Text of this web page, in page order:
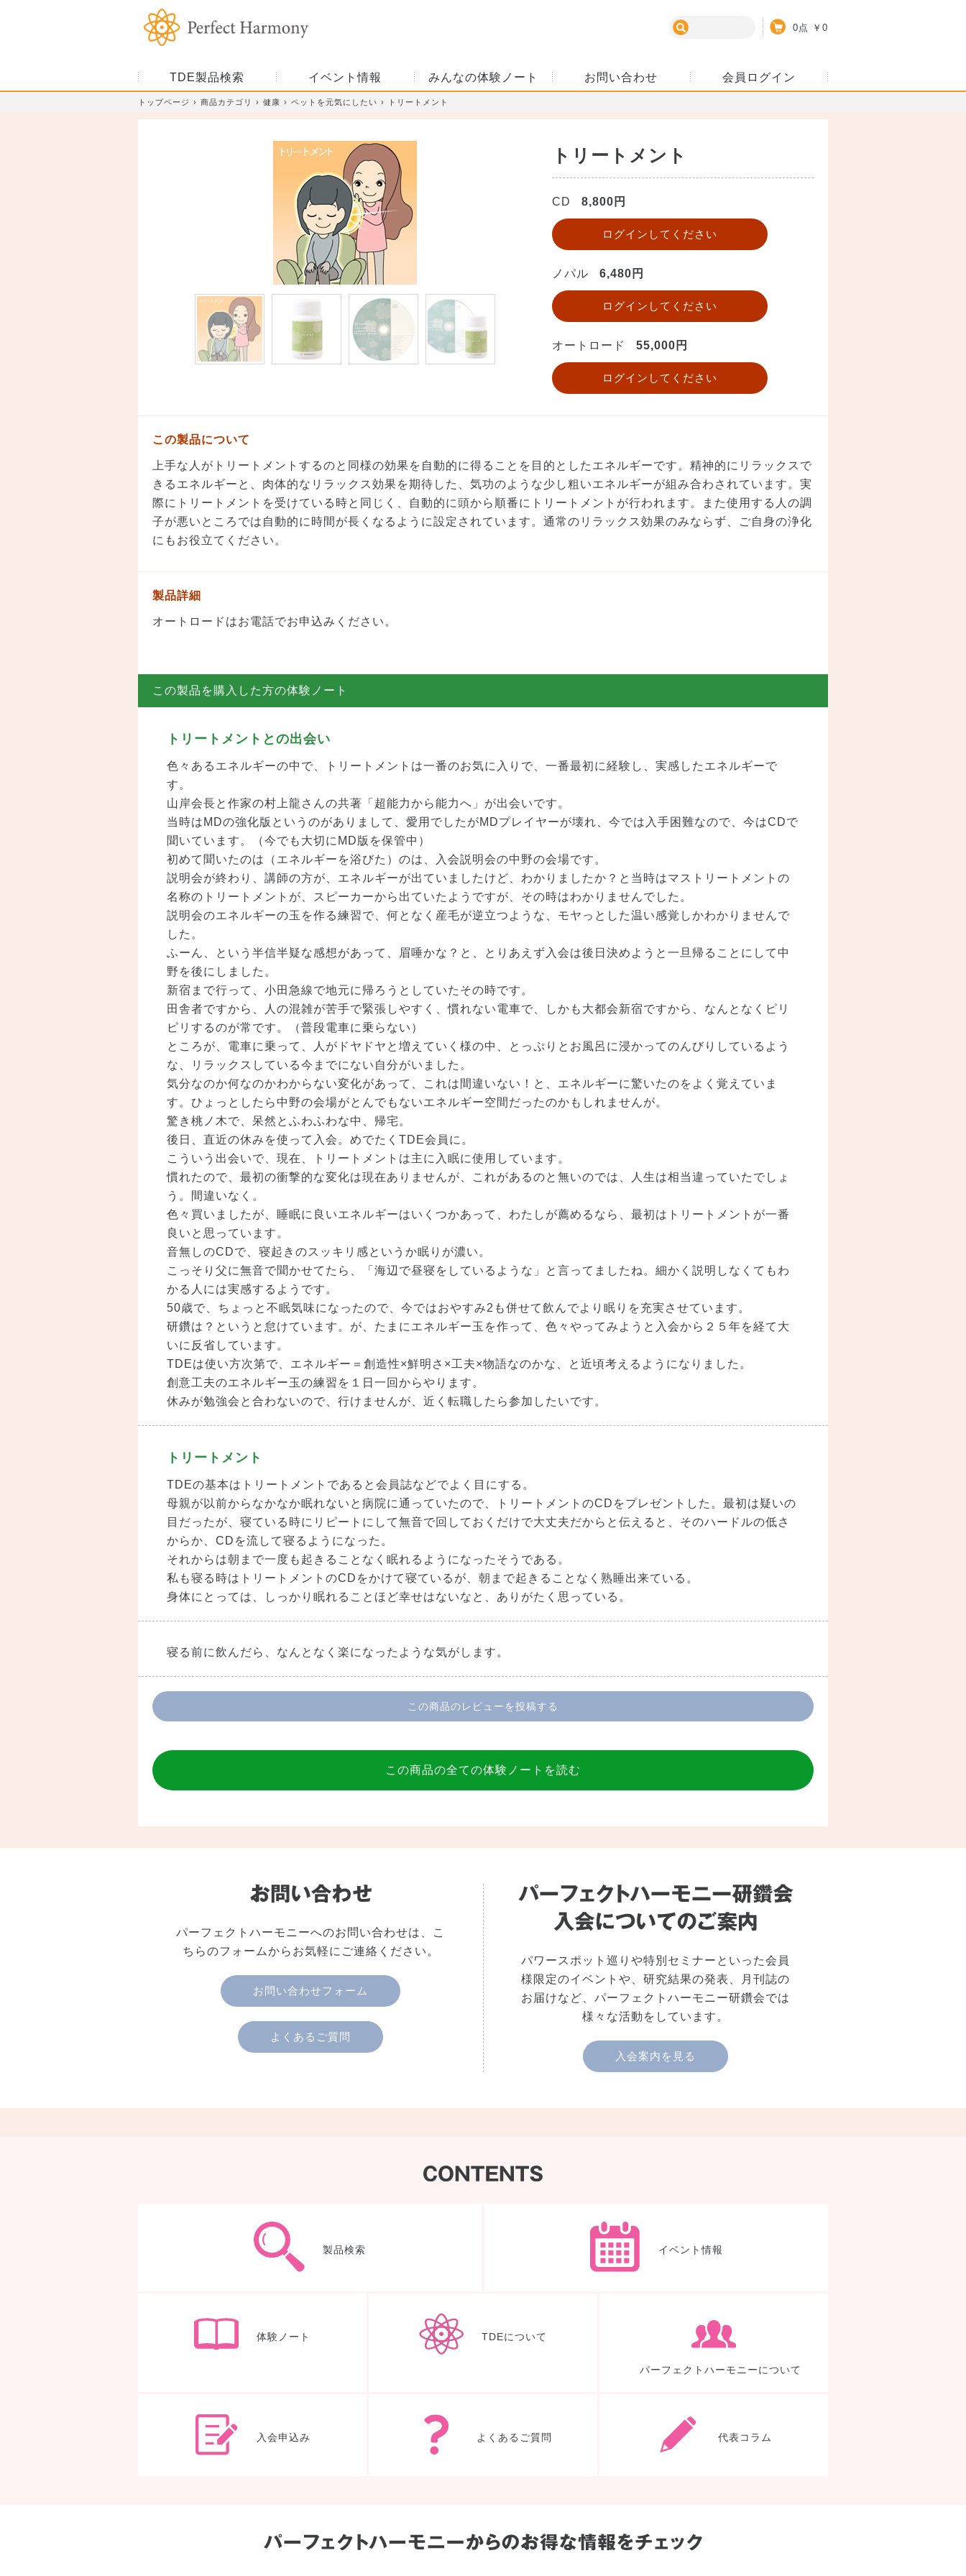
0点 ￥0
TDE製品検索 イベント情報 みんなの体験ノート お問い合わせ 会員ログイン
トップページ 商品カテゴリ 健康 ペットを元気にしたい トリートメント
トリートメント
CD 8,800円
ログインしてください
ノパル 6,480円
ログインしてください
オートロード 55,000円
ログインしてください
この製品について
上手な人がトリートメントするのと同様の効果を自動的に得ることを目的としたエネルギーです。精神的にリラックスで
きるエネルギーと、肉体的なリラックス効果を期待した、気功のような少し粗いエネルギーが組み合わされています。実
際にトリートメントを受けている時と同じく、自動的に頭から順番にトリートメントが行われます。また使用する人の調
子が悪いところでは自動的に時間が長くなるように設定されています。通常のリラックス効果のみならず、ご自身の浄化
にもお役立てください。
製品詳細
オートロードはお電話でお申込みください。
この製品を購入した方の体験ノート
トリートメントとの出会い
色々あるエネルギーの中で、トリートメントは一番のお気に入りで、一番最初に経験し、実感したエネルギーで
す。
山岸会長と作家の村上龍さんの共著「超能力から能力へ」が出会いです。
当時はMDの強化版というのがありまして、愛用でしたがMDプレイヤーが壊れ、今では入手困難なので、今はCDで
聞いています。（今でも大切にMD版を保管中）
初めて聞いたのは（エネルギーを浴びた）のは、入会説明会の中野の会場です。
説明会が終わり、講師の方が、エネルギーが出ていましたけど、わかりましたか？と当時はマストリートメントの
名称のトリートメントが、スピーカーから出ていたようですが、その時はわかりませんでした。
説明会のエネルギーの玉を作る練習で、何となく産毛が逆立つような、モヤっとした温い感覚しかわかりませんで
した。
ふーん、という半信半疑な感想があって、眉唾かな？と、とりあえず入会は後日決めようと一旦帰ることにして中
野を後にしました。
新宿まで行って、小田急線で地元に帰ろうとしていたその時です。
田舎者ですから、人の混雑が苦手で緊張しやすく、慣れない電車で、しかも大都会新宿ですから、なんとなくピリ
ピリするのが常です。（普段電車に乗らない）
ところが、電車に乗って、人がドヤドヤと増えていく様の中、とっぷりとお風呂に浸かってのんびりしているよう
な、リラックスしている今までにない自分がいました。
気分なのか何なのかわからない変化があって、これは間違いない！と、エネルギーに驚いたのをよく覚えていま
す。ひょっとしたら中野の会場がとんでもないエネルギー空間だったのかもしれませんが。
驚き桃ノ木で、呆然とふわふわな中、帰宅。
後日、直近の休みを使って入会。めでたくTDE会員に。
こういう出会いで、現在、トリートメントは主に入眠に使用しています。
慣れたので、最初の衝撃的な変化は現在ありませんが、これがあるのと無いのでは、人生は相当違っていたでしょ
う。間違いなく。
色々買いましたが、睡眠に良いエネルギーはいくつかあって、わたしが薦めるなら、最初はトリートメントが一番
良いと思っています。
音無しのCDで、寝起きのスッキリ感というか眠りが濃い。
こっそり父に無音で聞かせてたら、「海辺で昼寝をしているような」と言ってましたね。細かく説明しなくてもわ
かる人には実感するようです。
50歳で、ちょっと不眠気味になったので、今ではおやすみ2も併せて飲んでより眠りを充実させています。
研鑽は？というと怠けています。が、たまにエネルギー玉を作って、色々やってみようと入会から２５年を経て大
いに反省しています。
TDEは使い方次第で、エネルギー＝創造性×鮮明さ×工夫×物語なのかな、と近頃考えるようになりました。
創意工夫のエネルギー玉の練習を１日一回からやります。
休みが勉強会と合わないので、行けませんが、近く転職したら参加したいです。
トリートメント
TDEの基本はトリートメントであると会員誌などでよく目にする。
母親が以前からなかなか眠れないと病院に通っていたので、トリートメントのCDをプレゼントした。最初は疑いの
目だったが、寝ている時にリピートにして無音で回しておくだけで大丈夫だからと伝えると、そのハードルの低さ
からか、CDを流して寝るようになった。
それからは朝まで一度も起きることなく眠れるようになったそうである。
私も寝る時はトリートメントのCDをかけて寝ているが、朝まで起きることなく熟睡出来ている。
身体にとっては、しっかり眠れることほど幸せはないなと、ありがたく思っている。
寝る前に飲んだら、なんとなく楽になったような気がします。
この商品のレビューを投稿する
この商品の全ての体験ノートを読む
パーフェクトハーモニーへのお問い合わせは、こ
ちらのフォームからお気軽にご連絡ください。
お問い合わせフォーム
よくあるご質問
パワースポット巡りや特別セミナーといった会員
様限定のイベントや、研究結果の発表、月刊誌の
お届けなど、パーフェクトハーモニー研鑽会では
様々な活動をしています。
入会案内を見る
製品検索 イベント情報
体験ノート TDEについて
パーフェクトハーモニーについて
入会申込み よくあるご質問 代表コラム